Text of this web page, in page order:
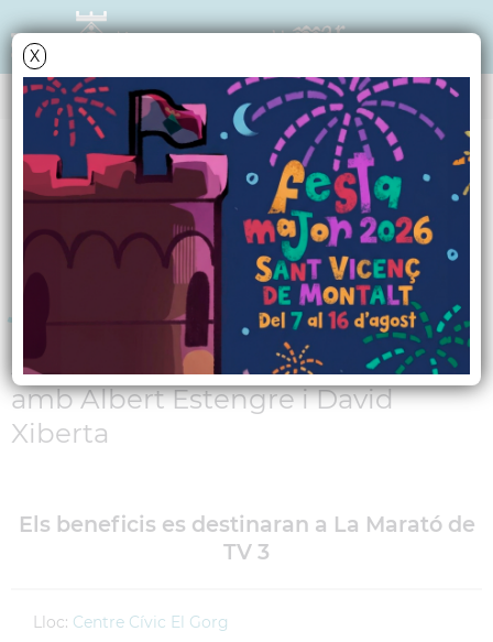
X
AGENDA
Diumenge4 desembre 2011
Espectacle infantil "El
jardí d'en Pep"
A càrrec de la Companyia Paribori,
amb Albert Estengre i David
Xiberta
Els beneficis es destinaran a La Marató de
TV 3
Lloc: Centre Cívic El Gorg